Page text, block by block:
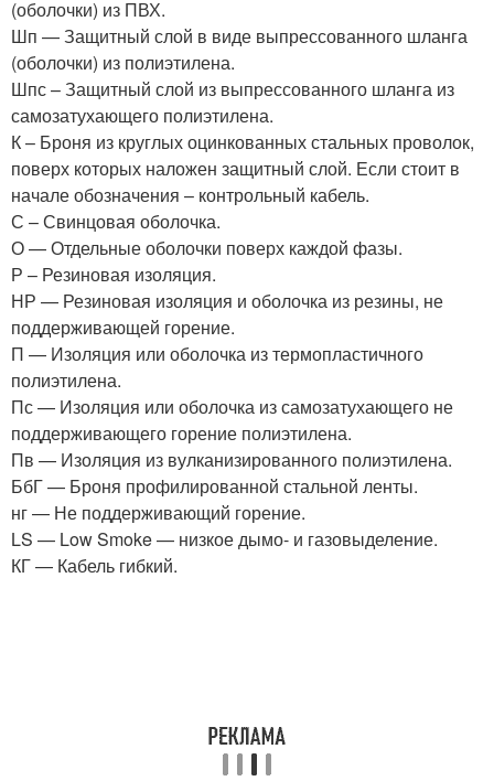
(оболочки) из ПВХ.
Шп — Защитный слой в виде выпрессованного шланга
(оболочки) из полиэтилена.
Шпс – Защитный слой из выпрессованного шланга из
самозатухающего полиэтилена.
К – Броня из круглых оцинкованных стальных проволок,
поверх которых наложен защитный слой. Если стоит в
начале обозначения – контрольный кабель.
С – Свинцовая оболочка.
О — Отдельные оболочки поверх каждой фазы.
Р – Резиновая изоляция.
НР — Резиновая изоляция и оболочка из резины, не
поддерживающей горение.
П — Изоляция или оболочка из термопластичного
полиэтилена.
Пс — Изоляция или оболочка из самозатухающего не
поддерживающего горение полиэтилена.
Пв — Изоляция из вулканизированного полиэтилена.
БбГ — Броня профилированной стальной ленты.
нг — Не поддерживающий горение.
LS — Low Smoke — низкое дымо- и газовыделение.
КГ — Кабель гибкий.